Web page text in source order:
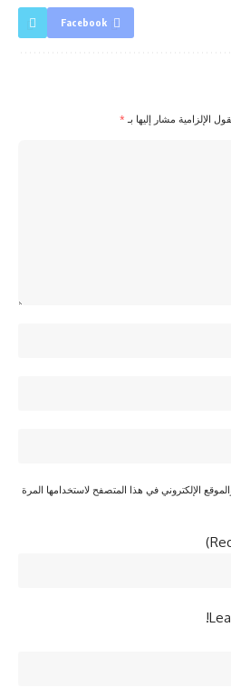
Facebook
الإلزامية مشار إليها بـ *
الإلكتروني في هذا المتصفح لاستخدامها المرة